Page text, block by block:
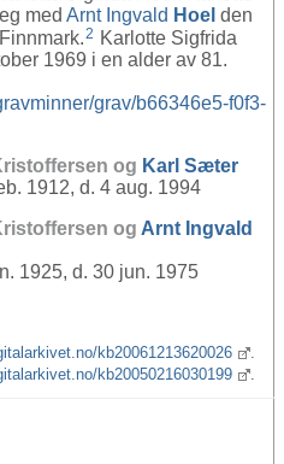
med Arnt Ingvald Hoel den
2 Karlotte Sigfrida
1969 i en alder av 81.
grav/b66346e5-f0f3-
og Karl Sæter
1912, d. 4 aug. 1994
og Arnt Ingvald
1925, d. 30 jun. 1975
kb20061213620026
kb20050216030199 .